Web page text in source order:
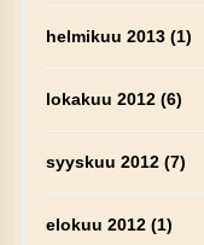
helmikuu 2013(1)
lokakuu 2012(6)
syyskuu 2012(7)
elokuu 2012(1)